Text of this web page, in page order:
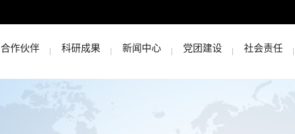
合作伙伴 科研成果 新闻中心 党团建设 社会责任